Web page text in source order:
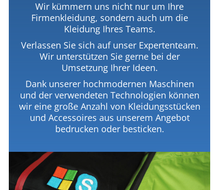
Wir kümmern uns nicht nur um Ihre
Firmenkleidung, sondern auch um die
Kleidung Ihres Teams.
Verlassen Sie sich auf unser Expertenteam.
Wir unterstützen Sie gerne bei der
Umsetzung Ihrer Ideen.
Dank unserer hochmodernen Maschinen
und der verwendeten Technologien können
wir eine große Anzahl von Kleidungsstücken
und Accessoires aus unserem Angebot
bedrucken oder besticken.